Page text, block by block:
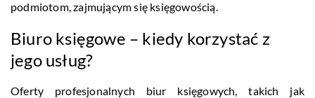
podmiotom, zajmującym się księgowością.
Biuro księgowe – kiedy korzystać z
jego usług?
Oferty profesjonalnych biur księgowych, takich jak